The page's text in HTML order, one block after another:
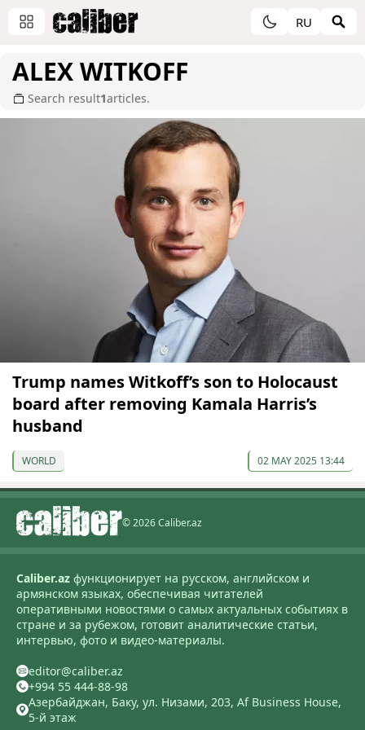
RU
ALEX WITKOFF
Search result1articles.
Trump names Witkoff’s son to Holocaust
board after removing Kamala Harris’s
husband
WORLD 02 MAY 2025 13:44
© 2026 Caliber.az
Caliber.az функционирует на русском, английском и
армянском языках, обеспечивая читателей
оперативными новостями о самых актуальных событиях в
стране и за рубежом, готовит аналитические статьи,
интервью, фото и видео-материалы.
editor@caliber.az
+994 55 444-88-98
Азербайджан, Баку, ул. Низами, 203, Af Business House,
5-й этаж